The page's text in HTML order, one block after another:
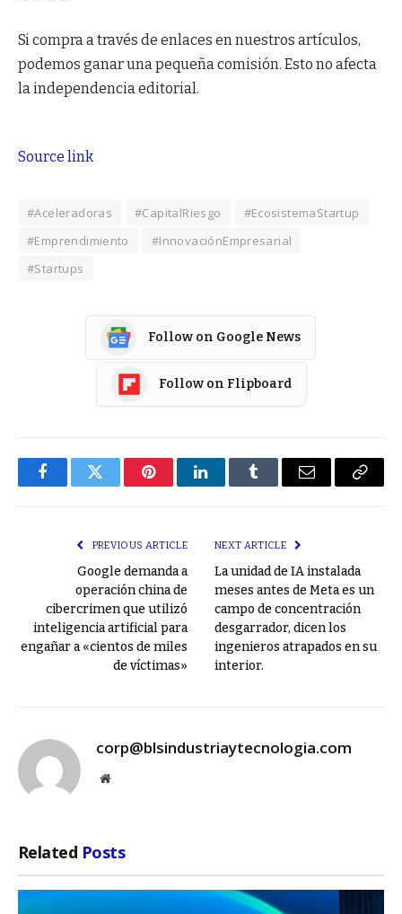
Si compra a través de enlaces en nuestros artículos,
podemos ganar una pequeña comisión. Esto no afecta
la independencia editorial.
Source link
#Aceleradoras #CapitalRiesgo
#EcosistemaStartup
#Emprendimiento
#InnovaciónEmpresarial
#Startups
Follow on Google News
Follow on Flipboard
FacebookTwitter PinterestLinkedInTumblr Email
Copy
PREVIOUS ARTICLE
Google demanda a
operación china de
cibercrimen que utilizó
inteligencia artificial para
engañar a «cientos de miles
de víctimas»
NEXT ARTICLE
La unidad de IA instalada
meses antes de Meta es un
campo de concentración
desgarrador, dicen los
ingenieros atrapados en su
interior.
corp@blsindustriaytecnologia.com
Website
Related Posts